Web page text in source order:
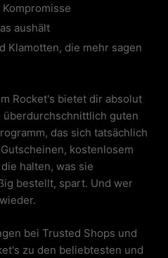
aushält
Klamotten, die mehr sagen
Rocket's bietet dir absolut
guten
das sich tatsächlich
kostenlosem
halten, was sie
bestellt, spart. Und wer
bei Trusted Shops und
zu den beliebtesten und